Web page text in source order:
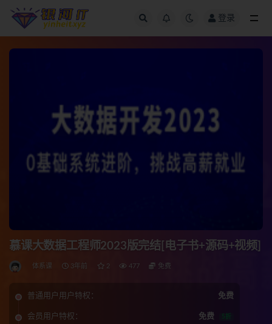
登录
慕课大数据工程师2023版完结[电子书+源码+视频]
体系课 3年前 2 477 免费
普通用户用户特权： 免费
会员用户特权： 免费 5折